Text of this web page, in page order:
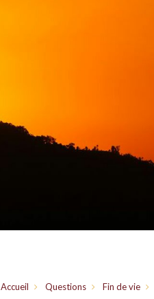
Accueil Questions Fin de vie